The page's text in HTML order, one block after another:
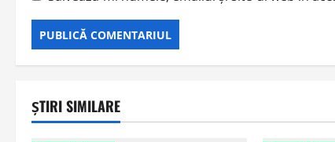
ȘTIRI SIMILARE